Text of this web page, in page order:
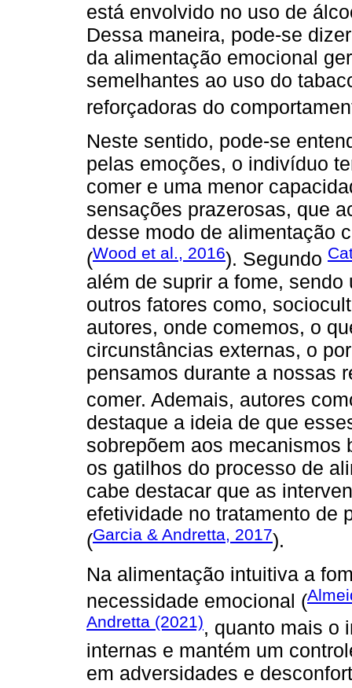
está envolvido no uso de
Dessa maneira, pode-se
da alimentação emocional
semelhantes ao uso do
reforçadoras do
Neste sentido, pode-se
pelas emoções, o indivíduo
comer e uma menor
sensações prazerosas, que
desse modo de alimentação
(Wood et al., 2016). Segundo
além de suprir a fome,
outros fatores como,
autores, onde comemos, o
circunstâncias externas, o
pensamos durante a nossas
comer. Ademais, autores
destaque a ideia de que
sobrepõem aos mecanismos
os gatilhos do processo de
cabe destacar que as
efetividade no tratamento de
(Garcia & Andretta, 2017).
Na alimentação intuitiva a
necessidade emocional (
Andretta (2021), quanto mais o
internas e mantém um
em adversidades e